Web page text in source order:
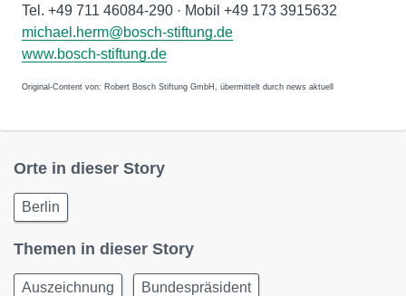
Tel. +49 711 46084-290 · Mobil +49 173 3915632
michael.herm@bosch-stiftung.de
www.bosch-stiftung.de
Original-Content von: Robert Bosch Stiftung GmbH, übermittelt durch news aktuell
Orte in dieser Story
Berlin
Themen in dieser Story
Auszeichnung Bundespräsident